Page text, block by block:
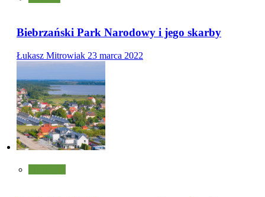
Biebrzański Park Narodowy i jego skarby
Łukasz Mitrowiak 23 marca 2022